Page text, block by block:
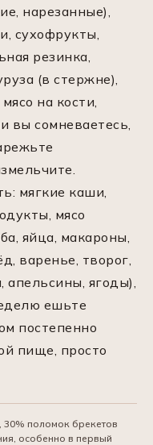
нарезанные),
сухофрукты,
резинка,
(в стержне),
на кости,
вы сомневаетесь,
мягкие каши,
мясо
яйца, макароны,
варенье, творог,
апельсины, ягоды),
ешьте
постепенно
пище, просто
30% поломок брекетов
особенно в первый